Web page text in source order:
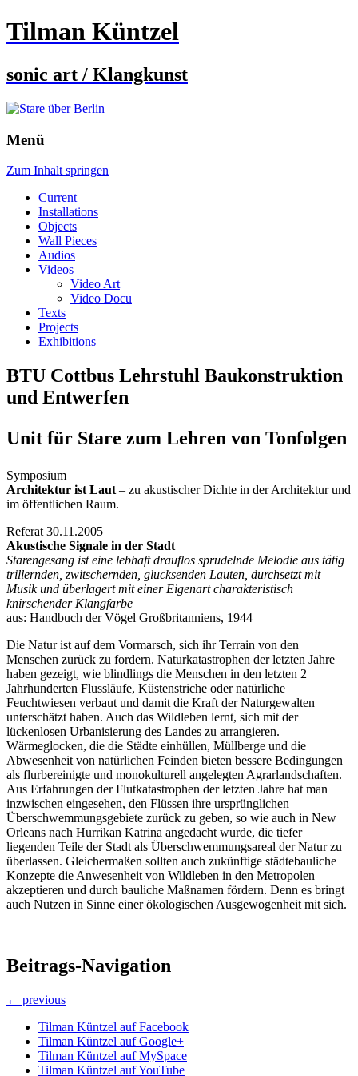
Tilman Küntzel
sonic art / Klangkunst
Menü
Zum Inhalt springen
Current
Installations
Objects
Wall Pieces
Audios
Videos
Video Art
Video Docu
Texts
Projects
Exhibitions
BTU Cottbus Lehrstuhl Baukonstruktion
und Entwerfen
Unit für Stare zum Lehren von Tonfolgen
Symposium
Architektur ist Laut – zu akustischer Dichte in der Architektur und
im öffentlichen Raum.
Referat 30.11.2005
Akustische Signale in der Stadt
Starengesang ist eine lebhaft drauflos sprudelnde Melodie aus tätig
trillernden, zwitschernden, glucksenden Lauten, durchsetzt mit
Musik und überlagert mit einer Eigenart charakteristisch
knirschender Klangfarbe
aus: Handbuch der Vögel Großbritanniens, 1944
Die Natur ist auf dem Vormarsch, sich ihr Terrain von den
Menschen zurück zu fordern. Naturkatastrophen der letzten Jahre
haben gezeigt, wie blindlings die Menschen in den letzten 2
Jahrhunderten Flussläufe, Küstenstriche oder natürliche
Feuchtwiesen verbaut und damit die Kraft der Naturgewalten
unterschätzt haben. Auch das Wildleben lernt, sich mit der
lückenlosen Urbanisierung des Landes zu arrangieren.
Wärmeglocken, die die Städte einhüllen, Müllberge und die
Abwesenheit von natürlichen Feinden bieten bessere Bedingungen
als flurbereinigte und monokulturell angelegten Agrarlandschaften.
Aus Erfahrungen der Flutkatastrophen der letzten Jahre hat man
inzwischen eingesehen, den Flüssen ihre ursprünglichen
Überschwemmungsgebiete zurück zu geben, so wie auch in New
Orleans nach Hurrikan Katrina angedacht wurde, die tiefer
liegenden Teile der Stadt als Überschwemmungsareal der Natur zu
überlassen. Gleichermaßen sollten auch zukünftige städtebauliche
Konzepte die Anwesenheit von Wildleben in den Metropolen
akzeptieren und durch bauliche Maßnamen fördern. Denn es bringt
auch Nutzen in Sinne einer ökologischen Ausgewogenheit mit sich.
Beitrags-Navigation
← previous
Tilman Küntzel auf Facebook
Tilman Küntzel auf Google+
Tilman Küntzel auf MySpace
Tilman Küntzel auf YouTube